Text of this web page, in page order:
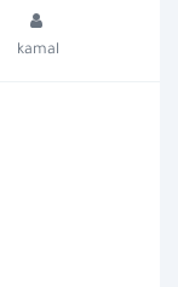
kamal